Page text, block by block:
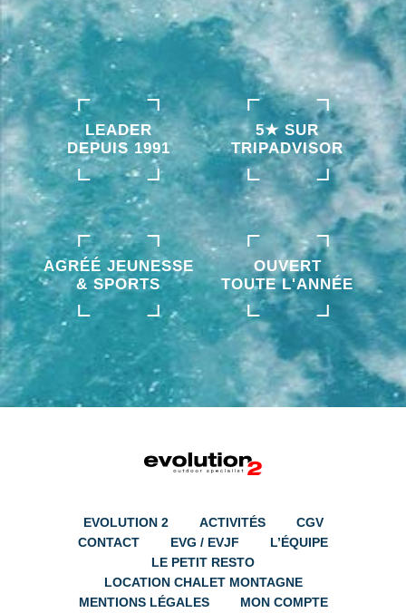
LEADER
DEPUIS 1991
5★ SUR
TRIPADVISOR
AGRÉÉ JEUNESSE
& SPORTS
OUVERT
TOUTE L'ANNÉE
EVOLUTION 2 ACTIVITÉS
CGV
CONTACT
EVG / EVJF
L’ÉQUIPE
LE PETIT RESTO
LOCATION CHALET MONTAGNE
MENTIONS LÉGALES
MON COMPTE